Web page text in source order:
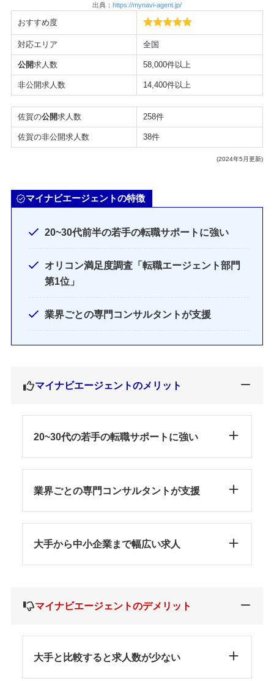
出典： https://mynavi-agent.jp/
おすすめ度
対応エリア 全国
公開求人数 58,000件以上
非公開求人数 14,400件以上
佐賀の公開求人数 258件
佐賀の非公開求人数 38件
(2024年5月更新)
マイナビエージェントの特徴
20~30代前半の若手の転職サポートに強い
オリコン満足度調査「転職エージェント部門
第1位」
業界ごとの専門コンサルタントが支援
マイナビエージェントのメリット
20~30代の若手の転職サポートに強い
業界ごとの専門コンサルタントが支援
大手から中小企業まで幅広い求人
マイナビエージェントのデメリット
大手と比較すると求人数が少ない